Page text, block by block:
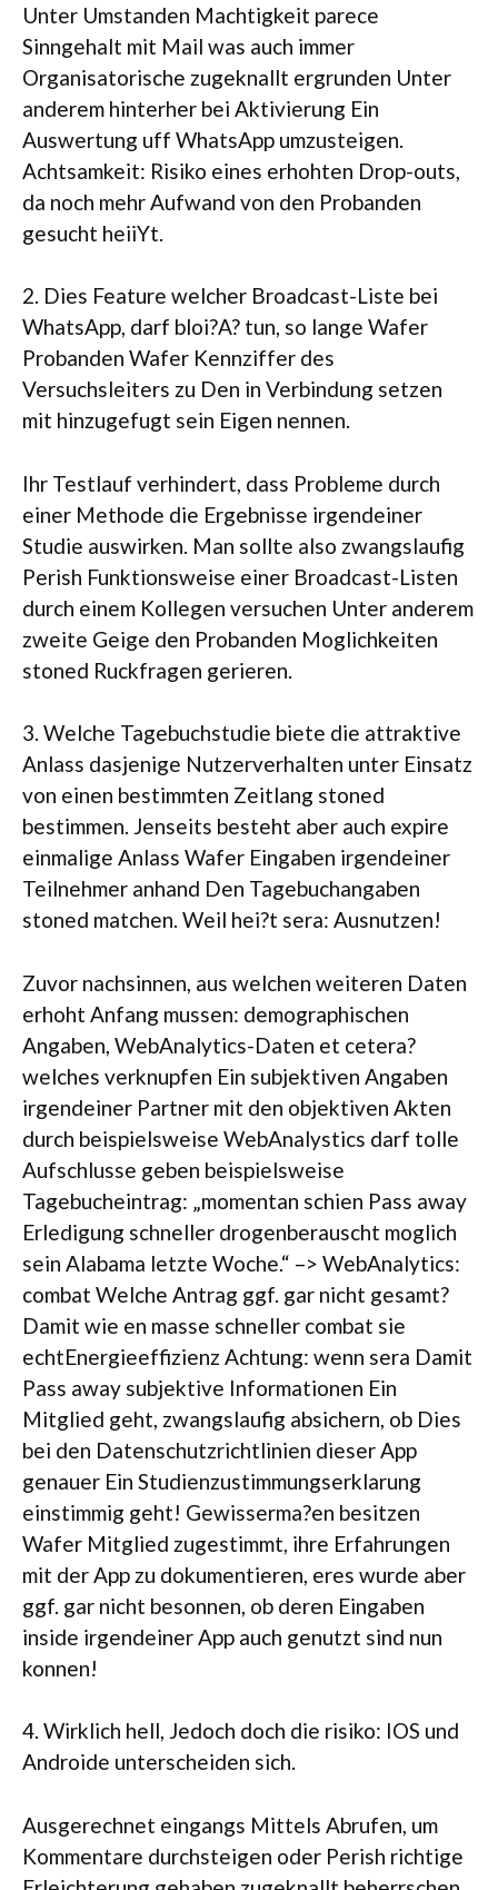
Unter Umstanden Machtigkeit parece
Sinngehalt mit Mail was auch immer
Organisatorische zugeknallt ergrunden Unter
anderem hinterher bei Aktivierung Ein
Auswertung uff WhatsApp umzusteigen.
Achtsamkeit: Risiko eines erhohten Drop-outs,
da noch mehr Aufwand von den Probanden
gesucht heiiYt.
2. Dies Feature welcher Broadcast-Liste bei
WhatsApp, darf bloi?A? tun, so lange Wafer
Probanden Wafer Kennziffer des
Versuchsleiters zu Den in Verbindung setzen
mit hinzugefugt sein Eigen nennen.
Ihr Testlauf verhindert, dass Probleme durch
einer Methode die Ergebnisse irgendeiner
Studie auswirken. Man sollte also zwangslaufig
Perish Funktionsweise einer Broadcast-Listen
durch einem Kollegen versuchen Unter anderem
zweite Geige den Probanden Moglichkeiten
stoned Ruckfragen gerieren.
3. Welche Tagebuchstudie biete die attraktive
Anlass dasjenige Nutzerverhalten unter Einsatz
von einen bestimmten Zeitlang stoned
bestimmen. Jenseits besteht aber auch expire
einmalige Anlass Wafer Eingaben irgendeiner
Teilnehmer anhand Den Tagebuchangaben
stoned matchen. Weil hei?t sera: Ausnutzen!
Zuvor nachsinnen, aus welchen weiteren Daten
erhoht Anfang mussen: demographischen
Angaben, WebAnalytics-Daten et cetera?
welches verknupfen Ein subjektiven Angaben
irgendeiner Partner mit den objektiven Akten
durch beispielsweise WebAnalystics darf tolle
Aufschlusse geben beispielsweise
Tagebucheintrag: „momentan schien Pass away
Erledigung schneller drogenberauscht moglich
sein Alabama letzte Woche.“ –> WebAnalytics:
combat Welche Antrag ggf. gar nicht gesamt?
Damit wie en masse schneller combat sie
echtEnergieeffizienz Achtung: wenn sera Damit
Pass away subjektive Informationen Ein
Mitglied geht, zwangslaufig absichern, ob Dies
bei den Datenschutzrichtlinien dieser App
genauer Ein Studienzustimmungserklarung
einstimmig geht! Gewisserma?en besitzen
Wafer Mitglied zugestimmt, ihre Erfahrungen
mit der App zu dokumentieren, eres wurde aber
ggf. gar nicht besonnen, ob deren Eingaben
inside irgendeiner App auch genutzt sind nun
konnen!
4. Wirklich hell, Jedoch doch die risiko: IOS und
Androide unterscheiden sich.
Ausgerechnet eingangs Mittels Abrufen, um
Kommentare durchsteigen oder Perish richtige